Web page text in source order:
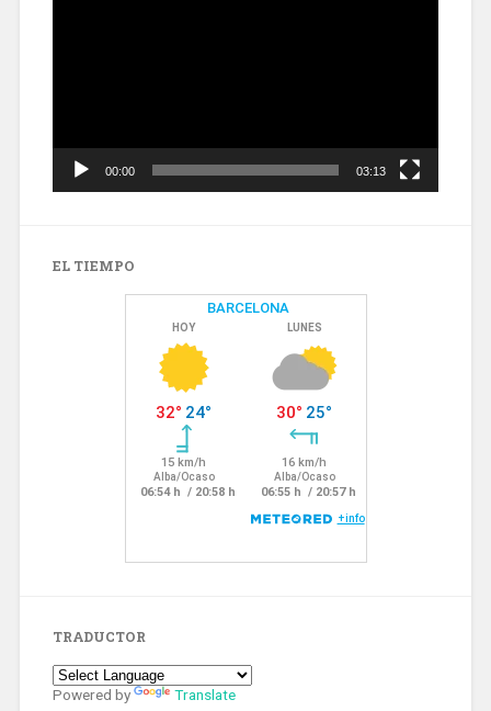
00:00 03:13
EL TIEMPO
TRADUCTOR
Powered by Translate